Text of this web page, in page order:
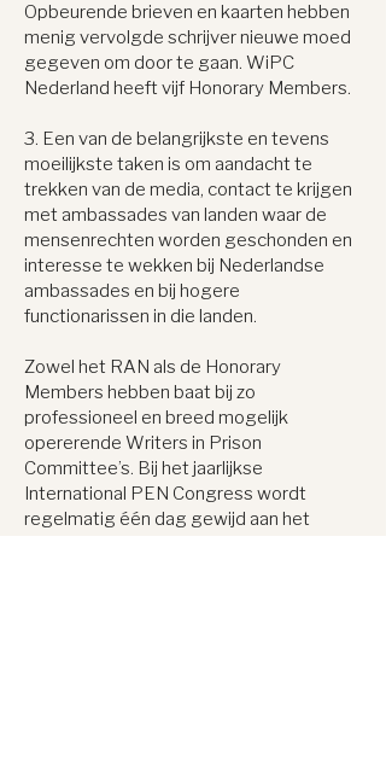
Opbeurende brieven en kaarten hebben
menig vervolgde schrijver nieuwe moed
gegeven om door te gaan. WiPC
Nederland heeft vijf Honorary Members.
3. Een van de belangrijkste en tevens
moeilijkste taken is om aandacht te
trekken van de media, contact te krijgen
met ambassades van landen waar de
mensenrechten worden geschonden en
interesse te wekken bij Nederlandse
ambassades en bij hogere
functionarissen in die landen.
Zowel het RAN als de Honorary
Members hebben baat bij zo
professioneel en breed mogelijk
opererende Writers in Prison
Committee’s. Bij het jaarlijkse
International PEN Congress wordt
regelmatig één dag gewijd aan het